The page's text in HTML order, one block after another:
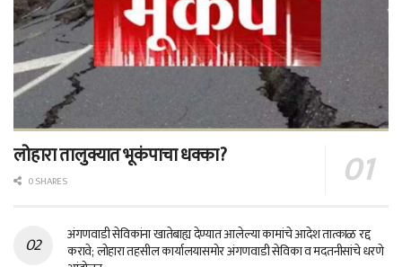
लोहारा तालुक्यात भूकंपाचा धक्का?
0 SHARES
अंगणवाडी सेविकांना खातेबाह्य देण्यात आलेल्या कामांचे आदेश तात्काळ रद्द
करावे; लोहारा तहसील कार्यालयासमोर अंगणवाडी सेविका व मदतनीसांचे धरणे